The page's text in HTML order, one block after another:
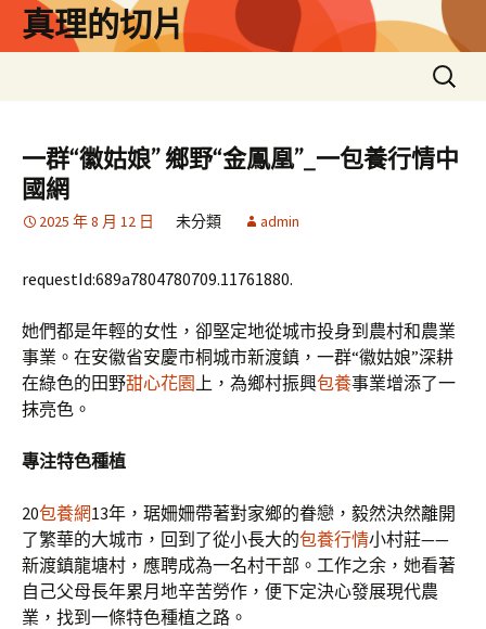
真理的切片
搜
尋
鍵
字:
一群“徽姑娘” 鄉野“金鳳凰”_一包養行情中
國網
2025 年 8 月 12 日 未分類 admin
requestId:689a7804780709.11761880.
她們都是年輕的女性，卻堅定地從城市投身到農村和農業
事業。在安徽省安慶市桐城市新渡鎮，一群“徽姑娘”深耕
在綠色的田野甜心花園上，為鄉村振興包養事業增添了一
抹亮色。
專注特色種植
20包養網13年，琚姍姍帶著對家鄉的眷戀，毅然決然離開
了繁華的大城市，回到了從小長大的包養行情小村莊——
新渡鎮龍塘村，應聘成為一名村干部。工作之余，她看著
自己父母長年累月地辛苦勞作，便下定決心發展現代農
業，找到一條特色種植之路。